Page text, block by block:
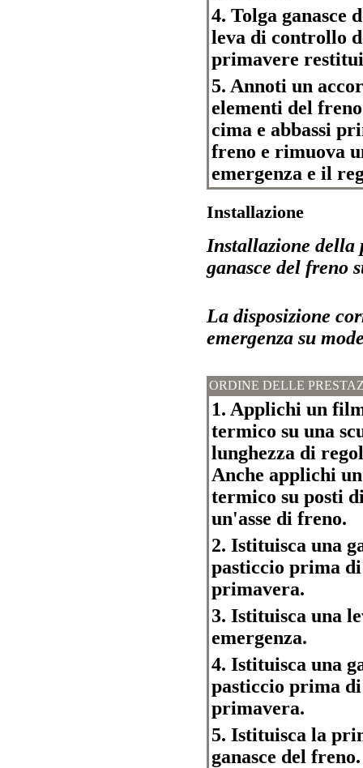
4. Tolga ganasce
leva di controllo
primavere
5. Annoti un
elementi del
cima e abbassi
freno e rimuova
emergenza e il
Installazione
Installazione della
ganasce del freno
La disposizione
emergenza su
ORDINE DELLE
1. Applichi un
termico su una
lunghezza di
Anche applichi
termico su posti
un'asse di freno.
2. Istituisca una
pasticcio prima
primavera.
3. Istituisca una
emergenza.
4. Istituisca una
pasticcio prima
primavera.
5. Istituisca la
ganasce del freno.